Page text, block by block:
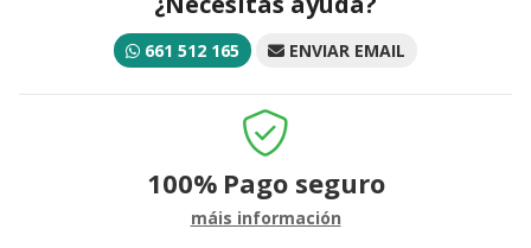
661 512 165 ENVIAR EMAIL
100% Pago seguro
máis información